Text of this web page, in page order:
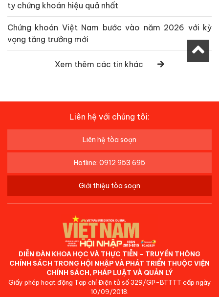
ty chứng khoán hiệu quả nhất
Chứng khoán Việt Nam bước vào năm 2026 với kỳ
vọng tăng trưởng mới
Xem thêm các tin khác
Liên hệ với chúng tôi:
Liên hệ tòa soạn
Hotline: 0912 953 695
Giới thiệu tòa soạn
DIỄN ĐÀN KHOA HỌC VÀ THỰC TIỄN - TRUYỀN THÔNG
CHÍNH SÁCH TRONG HỘI NHẬP VÀ PHÁT TRIỂN THUỘC VIỆN
CHÍNH SÁCH, PHÁP LUẬT VÀ QUẢN LÝ
Giấy phép hoạt động Tạp chí Điện tử số 329/GP-BTTTT cấp ngày
10/09/2018.